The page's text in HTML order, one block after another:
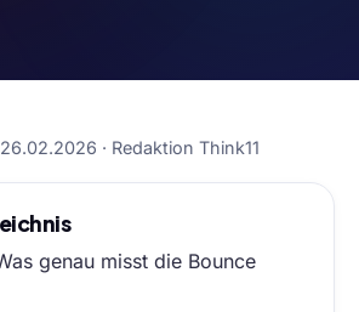
· Redaktion Think11
genau misst die Bounce